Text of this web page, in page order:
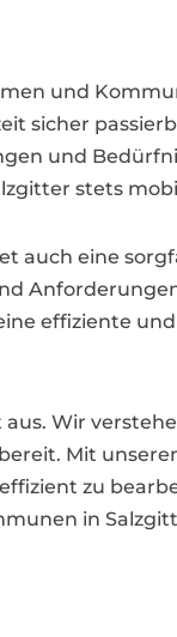
und
sicher
und
stets
auch eine
effiziente
Wir
Mit
zu
in